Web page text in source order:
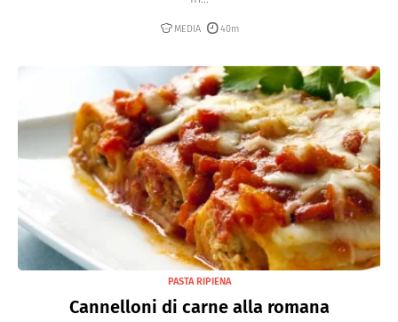
MEDIA 40m
PASTA RIPIENA
Cannelloni di carne alla romana